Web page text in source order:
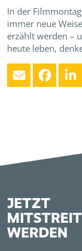
In der
immer neue
erzählt werden –
heute leben,
JETZT
WERDEN